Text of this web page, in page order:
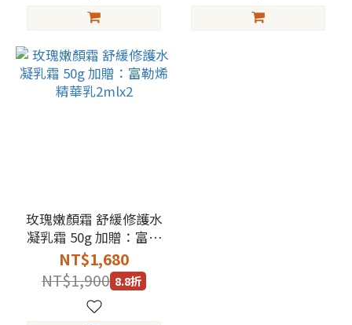
玫瑰嫩顏霜 舒緩修護水
凝乳霜 50g 加贈：富勒
烯精華乳2mlx2
NT$1,680
NT$1,900 8.8折